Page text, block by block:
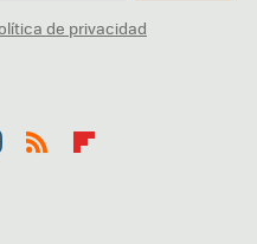
de privacidad